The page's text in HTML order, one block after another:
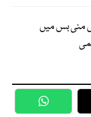
منی بس میں
WhatsApp